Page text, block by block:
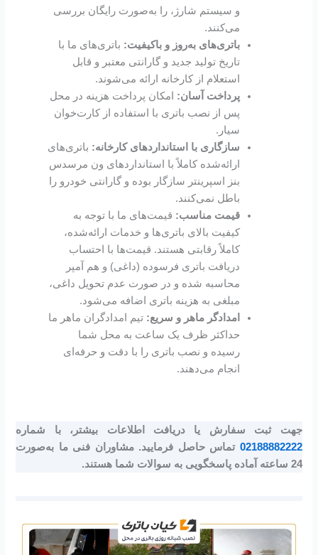
و سیستم شارژ، را به‌صورت رایگان بررسی
می‌کنند.
باتری‌های به‌روز و باکیفیت: باتری‌های ما با
تاریخ تولید جدید و گارانتی معتبر و قابل
استعلام از کارخانه ارائه می‌شوند.
پرداخت آسان: امکان پرداخت هزینه در محل
پس از نصب باتری با استفاده از کارت‌خوان
سیار.
سازگاری با استانداردهای کارخانه: باتری‌های
ارائه‌شده کاملاً با استانداردهای ون مرسدس
بنز اسپرینتر سازگار بوده و گارانتی خودرو را
باطل نمی‌کنند.
قیمت مناسب: قیمت‌های ما با توجه به
کیفیت بالای باتری‌ها و خدمات ارائه‌شده،
کاملاً رقابتی هستند. قیمت‌ها با احتساب
دریافت باتری فرسوده (داغی) و هم آمپر
محاسبه شده و در صورت عدم تحویل داغی،
مبلغی به هزینه باتری اضافه می‌شود.
امدادگر ماهر و سریع: تیم امدادگران ماهر ما
حداکثر ظرف یک ساعت به محل شما
رسیده و نصب باتری را با دقت و حرفه‌ای
انجام می‌دهند.
جهت ثبت سفارش یا دریافت اطلاعات بیشتر، با شماره
02188882222 تماس حاصل فرمایید. مشاوران فنی ما به‌صورت
24 ساعته آماده پاسخگویی به سوالات شما هستند.